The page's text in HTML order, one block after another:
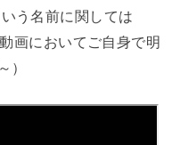
う名前に関しては
画においてご自身で明
）